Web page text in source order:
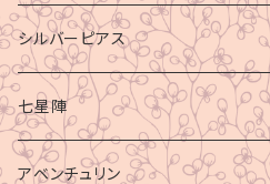
シルバーピアス
七星陣
アベンチュリン